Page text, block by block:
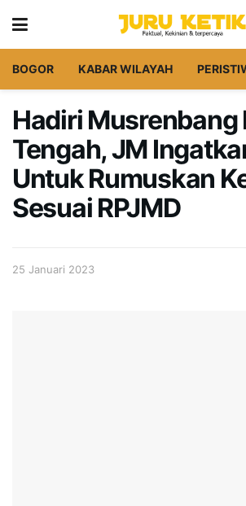
BOGOR KABAR WILAYAH
Hadiri Musrenbang
Tengah, JM
Untuk Rumuskan
Sesuai RPJMD
25 Januari 2023